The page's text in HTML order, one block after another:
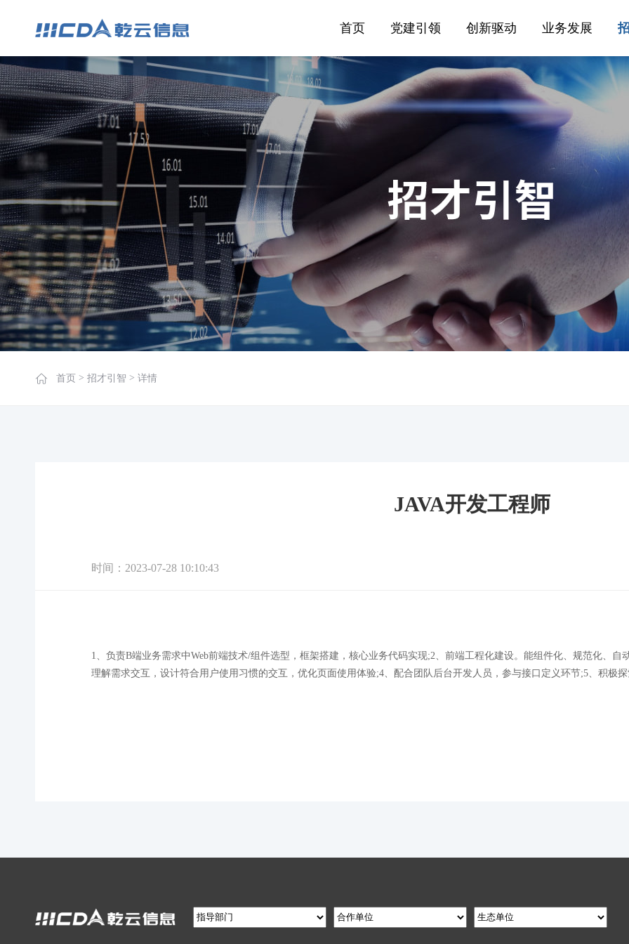
首页 党建引领 创新驱动 业务发展
首页 > 招才引智 > 详情
JAVA开发工程师
时间：2023-07-28 10:10:43
1、负责B端业务需求中Web前端技术/组件选型，框架搭建，核心业务代码实现;2、前端工程化建设。能组件化、规范化、
理解需求交互，设计符合用户使用习惯的交互，优化页面使用体验;4、配合团队后台开发人员，参与接口定义环节;5、积极